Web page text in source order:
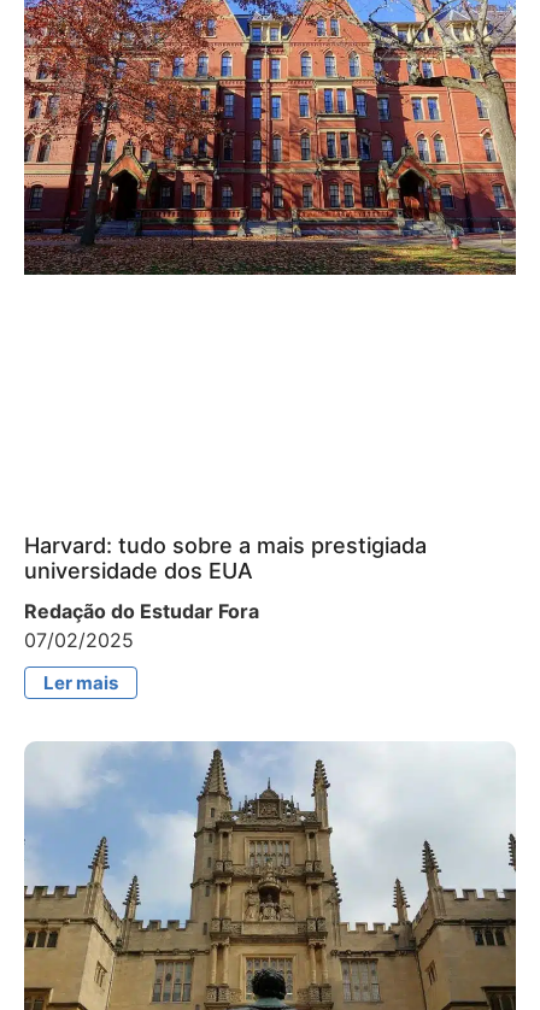
Harvard: tudo sobre a mais prestigiada
universidade dos EUA
Redação do Estudar Fora
07/02/2025
Ler mais